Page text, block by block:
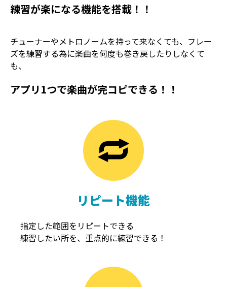
練習が楽になる機能を搭載！！
チューナーやメトロノームを持って来なくても、フレー
ズを練習する為に楽曲を何度も巻き戻したりしなくて
も、
アプリ1つで楽曲が完コピできる！！
リピート機能
指定した範囲をリピートできる
練習したい所を、重点的に練習できる！